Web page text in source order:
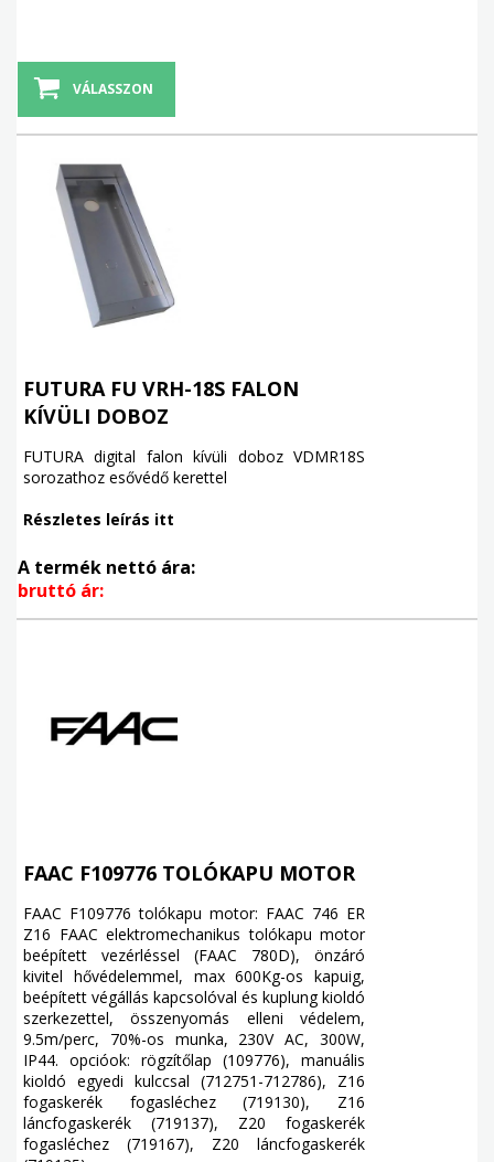
VÁLASSZON
FUTURA FU VRH-18S FALON
KÍVÜLI DOBOZ
FUTURA digital falon kívüli doboz VDMR18S
sorozathoz esővédő kerettel
Részletes leírás itt
A termék nettó ára:
bruttó ár:
FAAC F109776 TOLÓKAPU MOTOR
FAAC F109776 tolókapu motor: FAAC 746 ER
Z16 FAAC elektromechanikus tolókapu motor
beépített vezérléssel (FAAC 780D), önzáró
kivitel hővédelemmel, max 600Kg-os kapuig,
beépített végállás kapcsolóval és kuplung kioldó
szerkezettel, összenyomás elleni védelem,
9.5m/perc, 70%-os munka, 230V AC, 300W,
IP44. opcióok: rögzítőlap (109776), manuális
kioldó egyedi kulccsal (712751-712786), Z16
fogaskerék fogasléchez (719130), Z16
láncfogaskerék (719137), Z20 fogaskerék
fogasléchez (719167), Z20 láncfogaskerék